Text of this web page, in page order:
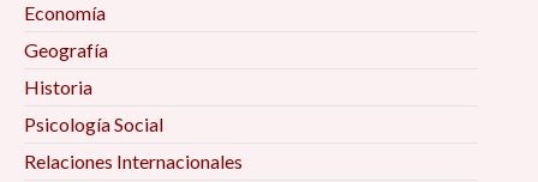
Economía
Geografía
Historia
Psicología Social
Relaciones Internacionales